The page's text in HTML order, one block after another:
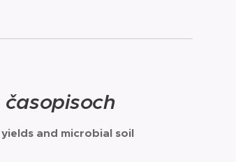
and microbial soil